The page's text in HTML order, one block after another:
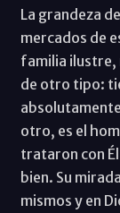
La grandeza
mercados de
familia ilustre,
de otro tipo:
otro, es el
trataron con
bien. Su
mismos y en